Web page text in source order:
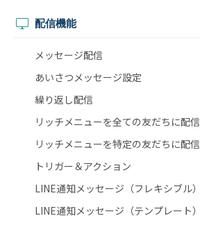
配信機能
メッセージ配信
あいさつメッセージ設定
繰り返し配信
リッチメニューを全ての友だちに配信
リッチメニューを特定の友だちに配信
トリガー＆アクション
LINE通知メッセージ（フレキシブル）
LINE通知メッセージ（テンプレート）